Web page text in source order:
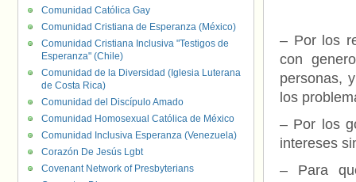
– Por los
con
personas,
los
– Por los
intereses
– Para
Comunidad Católica Gay
Comunidad Cristiana de Esperanza (México)
Comunidad Cristiana Inclusiva "Testigos de
Esperanza" (Chile)
Comunidad de la Diversidad (Iglesia Luterana
de Costa Rica)
Comunidad del Discípulo Amado
Comunidad Homosexual Católica de México
Comunidad Inclusiva Esperanza (Venezuela)
Corazón De Jesús Lgbt
Covenant Network of Presbyterians